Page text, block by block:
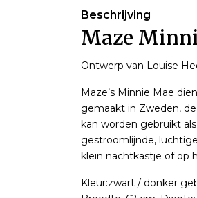
Beschrijving
Maze
Ontwerp van Louise
Maze’s Minnie Mae
gemaakt in Zweden,
kan worden gebruikt
gestroomlijnde,
klein nachtkastje of op
Kleur:zwart / donker